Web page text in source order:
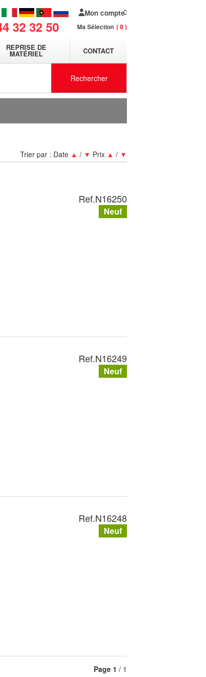
32 32 50
Mon compte
Ma Sélection 0
REPRISE DE
MATÉRIEL CONTACT
Rechercher
Trier par : Date ▲ / ▼ Prix ▲ / ▼
Ref.N16250
Neuf
Ref.N16249
Neuf
Ref.N16248
Neuf
Page 1 / 1